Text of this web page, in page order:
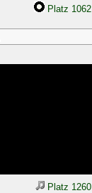
Platz 1062
Platz 1260